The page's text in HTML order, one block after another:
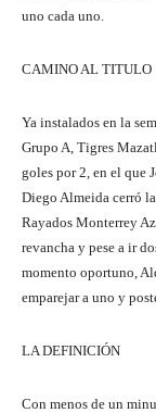
uno cada uno.
CAMINO AL TITULO
Ya instalados en la
Grupo A, Tigres
goles por 2, en el que
Diego Almeida cerró
Rayados Monterrey
revancha y pese a ir
momento oportuno,
emparejar a uno y
LA DEFINICIÓN
Con menos de un